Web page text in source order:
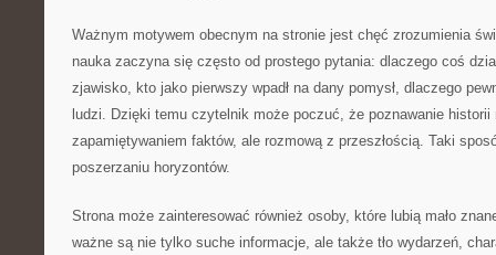
Ważnym motywem obecnym na stronie jest chęć zrozumienia
nauka zaczyna się często od prostego pytania: dlaczego coś
zjawisko, kto jako pierwszy wpadł na dany pomysł, dlaczego
ludzi. Dzięki temu czytelnik może poczuć, że poznawanie
zapamiętywaniem faktów, ale rozmową z przeszłością. Taki
poszerzaniu horyzontów.
Strona może zainteresować również osoby, które lubią mało
ważne są nie tylko suche informacje, ale także tło wydarzeń,